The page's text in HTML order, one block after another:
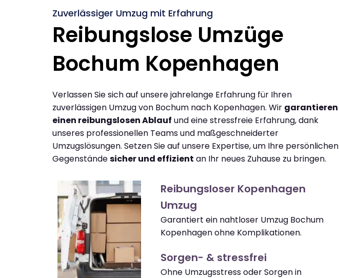
Zuverlässiger Umzug mit Erfahrung
Reibungslose Umzüge
Bochum Kopenhagen
Verlassen Sie sich auf unsere jahrelange Erfahrung für Ihren
zuverlässigen Umzug von Bochum nach Kopenhagen. Wir garantieren
einen reibungslosen Ablauf und eine stressfreie Erfahrung, dank
unseres professionellen Teams und maßgeschneiderter
Umzugslösungen. Setzen Sie auf unsere Expertise, um Ihre persönlichen
Gegenständesicher und effizient an Ihr neues Zuhause zu bringen.
Reibungsloser Kopenhagen
Umzug
Garantiert ein nahtloser Umzug Bochum
Kopenhagen ohne Komplikationen.
Sorgen- & stressfrei
Ohne Umzugsstress oder Sorgen in